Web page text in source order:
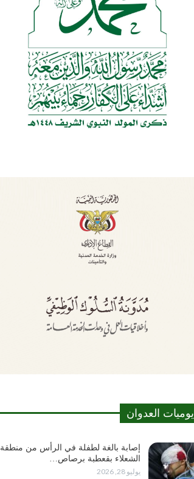
يوميات العدوان
إصابة بالغة لطفلة في الرأس من منطقة
الشعلاء بقعطبة برصاص…
يوليو 28, 2026